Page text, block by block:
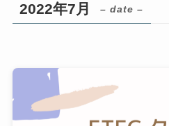
2022年7月 – date –